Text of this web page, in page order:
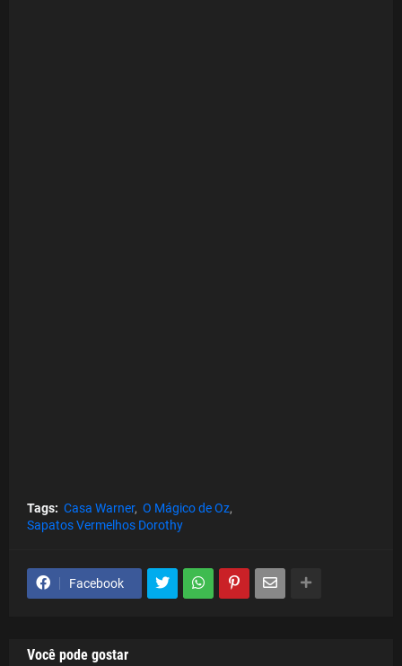
Tags: Casa Warner O Mágico de Oz
Sapatos Vermelhos Dorothy
Facebook
Você pode gostar